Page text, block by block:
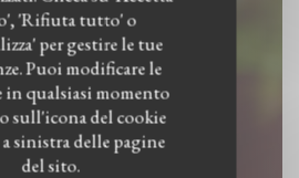
'Rifiuta tutto' o
per gestire le tue
Puoi modificare le
in qualsiasi momento
sull'icona del cookie
sinistra delle pagine
del sito.
PRENOTA